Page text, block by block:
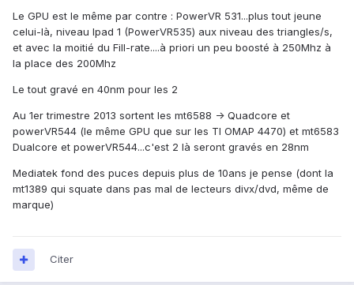
Le GPU est le même par contre : PowerVR 531...plus tout jeune
celui-là, niveau Ipad 1 (PowerVR535) aux niveau des triangles/s,
et avec la moitié du Fill-rate....à priori un peu boosté à 250Mhz à
la place des 200Mhz
Le tout gravé en 40nm pour les 2
Au 1er trimestre 2013 sortent les mt6588 -> Quadcore et
powerVR544 (le même GPU que sur les TI OMAP 4470) et mt6583
Dualcore et powerVR544...c'est 2 là seront gravés en 28nm
Mediatek fond des puces depuis plus de 10ans je pense (dont la
mt1389 qui squate dans pas mal de lecteurs divx/dvd, même de
marque)
Citer